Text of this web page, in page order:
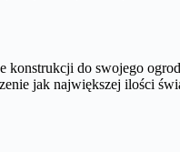
konstrukcji do swojego
jak największej ilości